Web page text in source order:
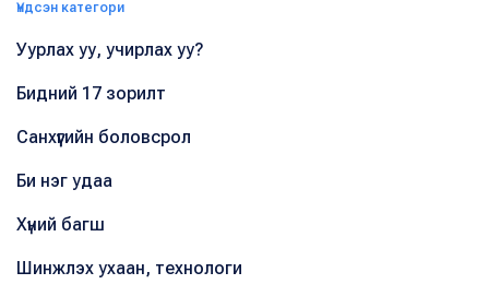
Үндсэн категори
Уурлах уу, учирлах уу?
Бидний 17 зорилт
Санхүүгийн боловсрол
Би нэг удаа
Хүний багш
Шинжлэх ухаан, технологи